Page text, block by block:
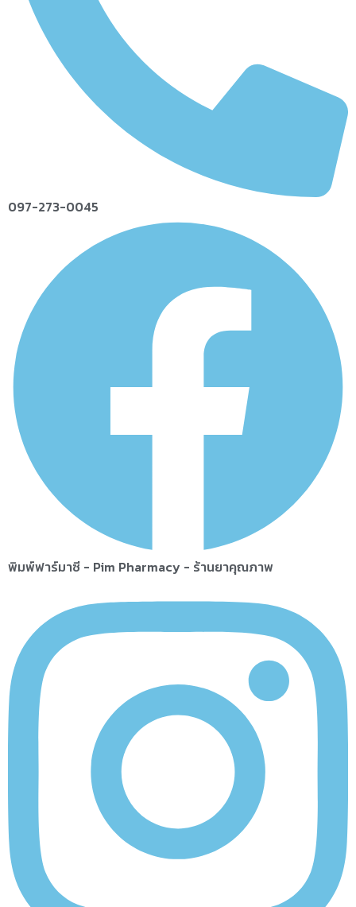
097-273-0045
พิมพ์ฟาร์มาซี - Pim Pharmacy - ร้านยาคุณภาพ